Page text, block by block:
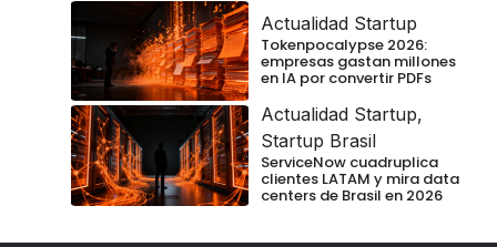
Actualidad Startup
Tokenpocalypse 2026:
empresas gastan millones
en IA por convertir PDFs
Actualidad Startup,
Startup Brasil
ServiceNow cuadruplica
clientes LATAM y mira data
centers de Brasil en 2026